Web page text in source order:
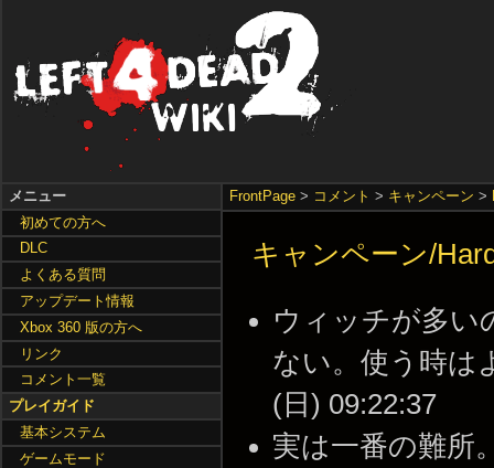
FrontPage > コメント > キャンペーン >
キャンペーン/
ウィッチが多い
ない。使う時は
(日) 09:22:37
実は一番の難所
メニュー
初めての方へ
DLC
よくある質問
アップデート情報
Xbox 360 版の方へ
リンク
コメント一覧
プレイガイド
基本システム
ゲームモード